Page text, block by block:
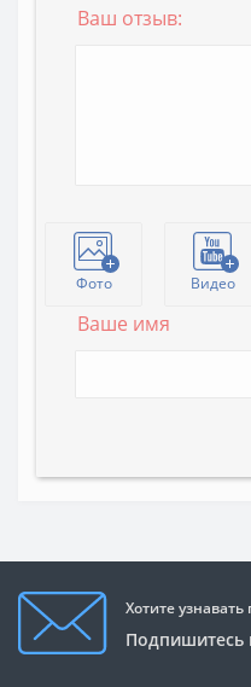
Ваш отзыв:
Фото Видео
Ваше имя
Хотите
Подпишитесь